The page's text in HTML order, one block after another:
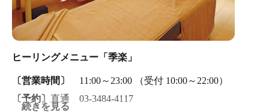
ヒーリングメニュー「季楽」
〔営業時間〕
11:00～23:00 （受付 10:00～22:00）
〔予約〕 直通 03-3484-4117
続きを見る